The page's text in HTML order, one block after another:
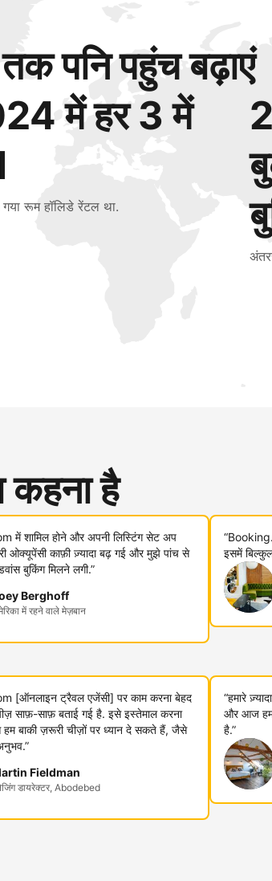
पनि पहुंच बढ़ाएं
में हर 3 में
रूम हॉलिडे रेंटल था.
है
में शामिल होने और अपनी लिस्टिंग सेट अप
ओक्यूपेंसी काफ़ी ज़्यादा बढ़ गई और मुझे पांच से
बुकिंग मिलने लगी.”
Berghoff
में रहने वाले मेज़बान
इसमें
[ऑनलाइन ट्रैवल एजेंसी] पर काम करना बेहद
साफ़-साफ़ बताई गई है. इसे इस्तेमाल करना
बाकी ज़रूरी चीज़ों पर ध्यान दे सकते हैं, जैसे
Fieldman
डायरेक्टर, Abodebed
“हमारे
और आज हम
है.”